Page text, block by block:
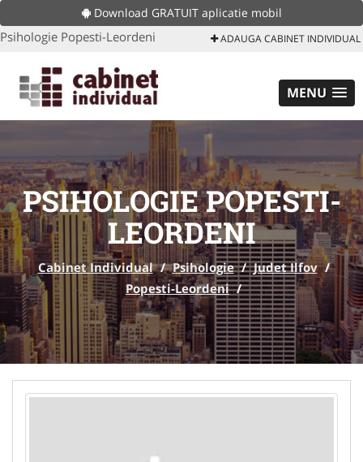
Download GRATUIT aplicatie mobil
Psihologie Popesti-Leordeni ADAUGA CABINET INDIVIDUAL
MENU
PSIHOLOGIE POPESTI-
LEORDENI
Cabinet Individual / Psihologie / Judet Ilfov /
Popesti-Leordeni /